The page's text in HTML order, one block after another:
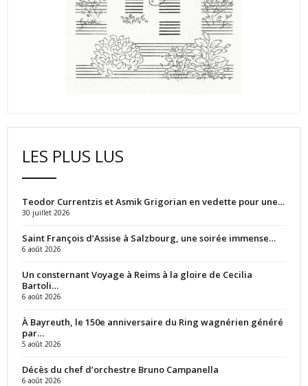
LES PLUS LUS
Teodor Currentzis et Asmik Grigorian en vedette pour une…
30 juillet 2026
Saint François d’Assise à Salzbourg, une soirée immense…
6 août 2026
Un consternant Voyage à Reims à la gloire de Cecilia
Bartoli…
6 août 2026
À Bayreuth, le 150e anniversaire du Ring wagnérien généré
par…
5 août 2026
Décès du chef d’orchestre Bruno Campanella
6 août 2026